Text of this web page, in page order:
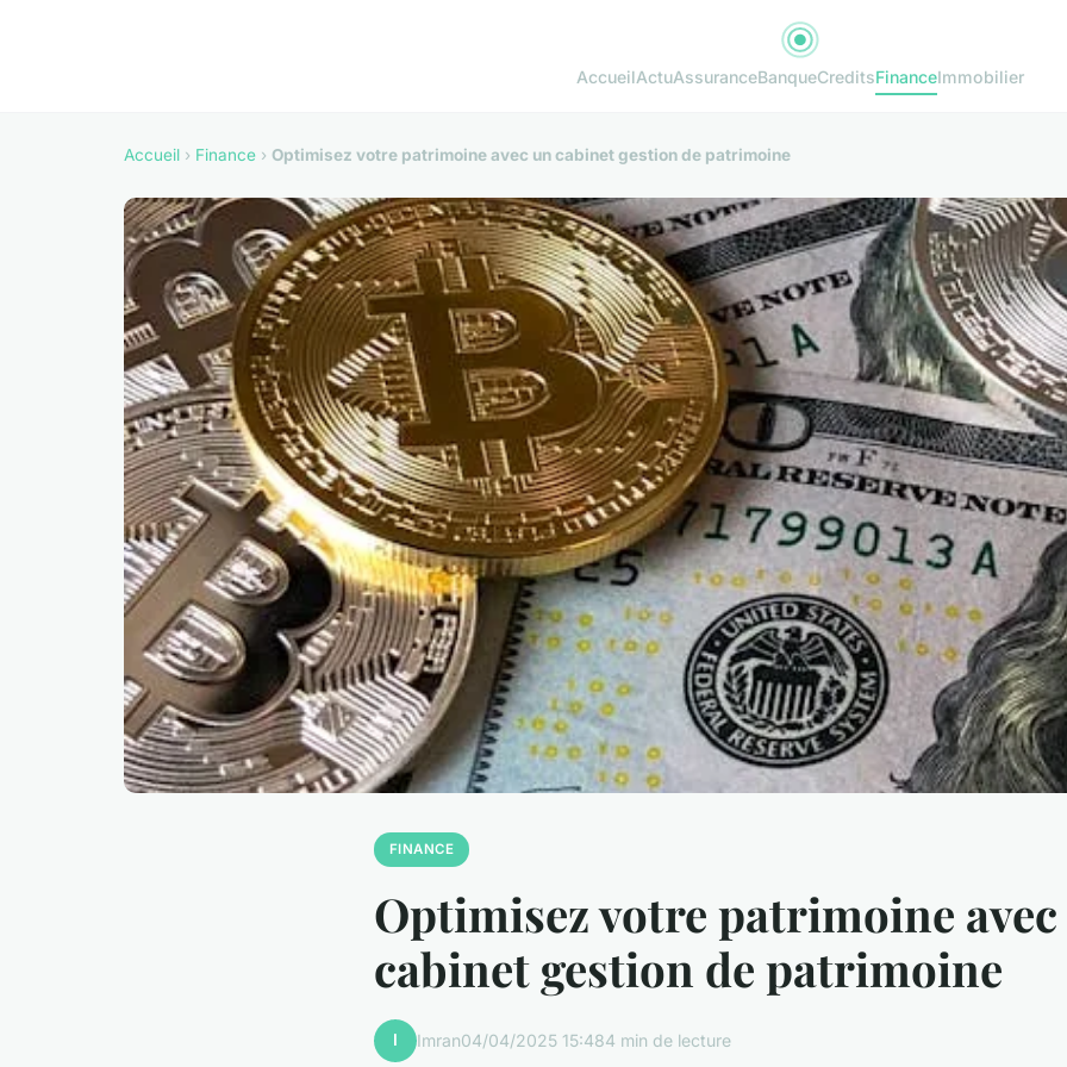
AccueilActuAssuranceBanqueCreditsFinanceImmobilier
Accueil › Finance › Optimisez votre patrimoine avec un cabinet gestion de patrimoine
FINANCE
Optimisez votre patrimoine
cabinet gestion de patrimoine
I Imran04/04/2025 15:484 min de lecture